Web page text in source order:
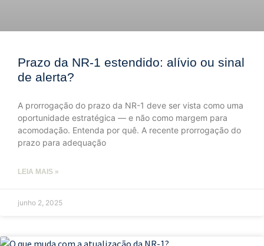
Prazo da NR-1 estendido: alívio ou sinal
de alerta?
A prorrogação do prazo da NR-1 deve ser vista como uma
oportunidade estratégica — e não como margem para
acomodação. Entenda por quê. A recente prorrogação do
prazo para adequação
LEIA MAIS »
junho 2, 2025